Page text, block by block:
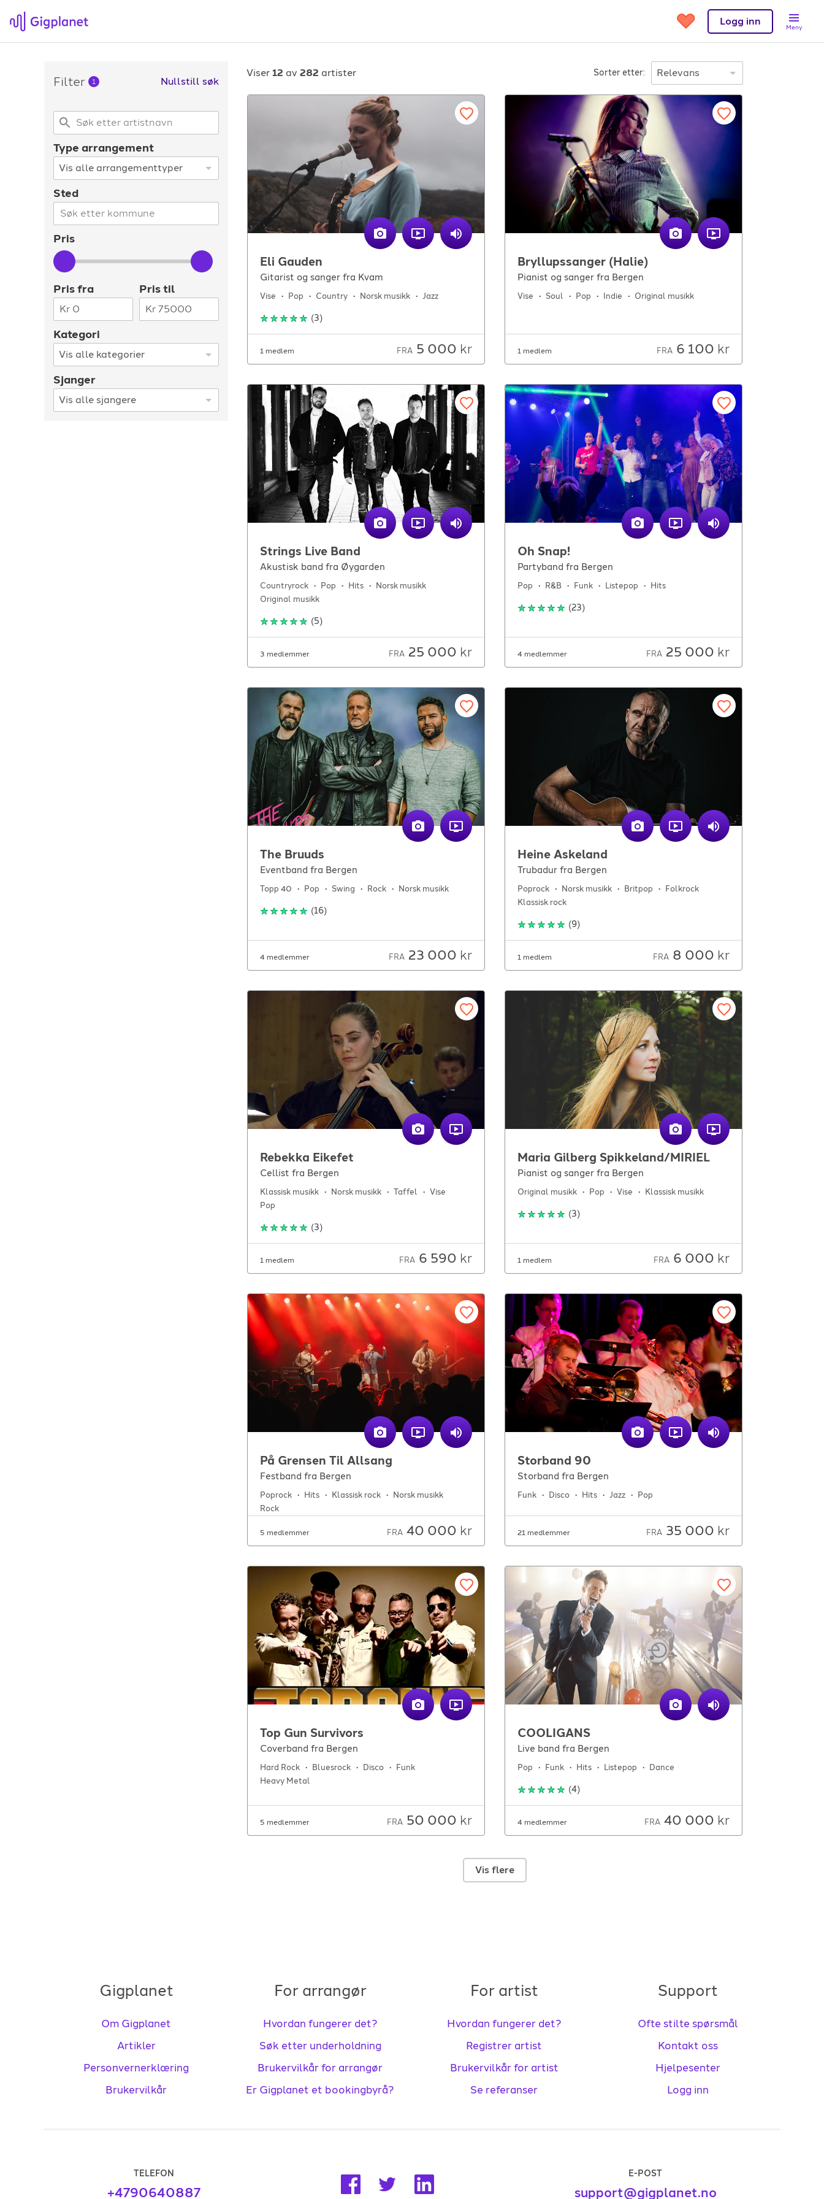
Logg inn Meny
Gigplanet
Om Gigplanet
Artikler
For arrangører
Hvordan fungerer det?
Søk etter underholdning
Hvordan booke i 2026
For musiker
Registrer solist eller band
Support
Kontakt oss
Hjelpesenter
Logg inn
TELEFON
+4790640887
Filter 1 Nullstill søk
Type arrangement
Sted
Pris
Pris fra
Kr
Pris til
Kr
Kategori
Sjanger
Viser 12 av 282 artister Sorter etter:
Eli Gauden
Gitarist og sanger fra Kvam
Vise Pop Country Norsk musikk Jazz
(3)
1 medlem FRA 5 000 kr
Bryllupssanger (Halie)
Pianist og sanger fra Bergen
Vise Soul Pop Indie Original musikk
1 medlem FRA 6 100 kr
Strings Live Band
Akustisk band fra Øygarden
Countryrock Pop Hits
Norsk musikk
Original musikk
(5)
3 medlemmer FRA 25 000 kr
Oh Snap!
Partyband fra Bergen
Pop R&B Funk Listepop Hits
(23)
4 medlemmer FRA 25 000 kr
The Bruuds
Eventband fra Bergen
Topp 40 Pop Swing Rock Norsk musikk
(16)
4 medlemmer FRA 23 000 kr
Heine Askeland
Trubadur fra Bergen
Poprock Norsk musikk Britpop
Folkrock
Klassisk rock
(9)
1 medlem FRA 8 000 kr
Rebekka Eikefet
Cellist fra Bergen
Klassisk musikk Norsk musikk Taffel
Vise
Pop
(3)
1 medlem FRA 6 590 kr
Maria Gilberg Spikkeland/MIRIEL
Pianist og sanger fra Bergen
Original musikk Pop Vise Klassisk musikk
(3)
1 medlem FRA 6 000 kr
På Grensen Til Allsang
Festband fra Bergen
Poprock Hits Klassisk rock
Norsk musikk
Rock
5 medlemmer FRA 40 000 kr
Storband 90
Storband fra Bergen
Funk Disco Hits Jazz Pop
21 medlemmer FRA 35 000 kr
Top Gun Survivors
Coverband fra Bergen
Hard Rock Bluesrock Disco
Funk
Heavy Metal
5 medlemmer FRA 50 000 kr
COOLIGANS
Live band fra Bergen
Pop Funk Hits Listepop Dance
(4)
4 medlemmer FRA 40 000 kr
Vis flere
Gigplanet
Om Gigplanet
Artikler
Personvernerklæring
Brukervilkår
For arrangør
Hvordan fungerer det?
Søk etter underholdning
Brukervilkår for arrangør
Er Gigplanet et bookingbyrå?
For artist
Hvordan fungerer det?
Registrer artist
Brukervilkår for artist
Se referanser
Support
Ofte stilte spørsmål
Kontakt oss
Hjelpesenter
Logg inn
TELEFON
+4790640887
E-POST
support@gigplanet.no